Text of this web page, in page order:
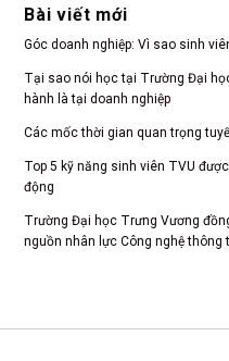
Bài viết mới
Góc doanh nghiệp: Vì sao sinh
Tại sao nói học tại Trường Đại
hành là tại doanh nghiệp
Các mốc thời gian quan trọng
Top 5 kỹ năng sinh viên TVU
động
Trường Đại học Trưng Vương
nguồn nhân lực Công nghệ thông